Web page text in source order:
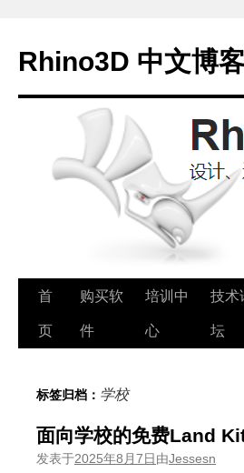
Rhino3D 中文博
跳
至
文
首
页
购买软
件
培训中
心
技术
坛
标签归档： 学校
面向学校的免费Land
发表于2025年8月7日由Jessesn